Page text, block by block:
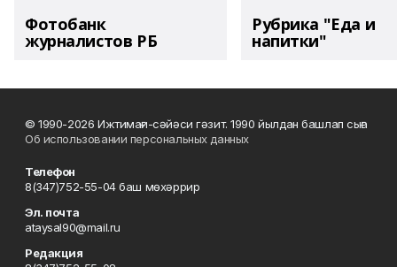
Фотобанк
журналистов РБ
Рубрика "Еда и
напитки"
© 1990-2026 Ижтимағи-сәйәси гәзит. 1990 йылдан башлап сыға
Об использовании персональных данных
Телефон
8(347)752-55-04 баш мөхәррир
Эл. почта
ataysal90@mail.ru
Редакция